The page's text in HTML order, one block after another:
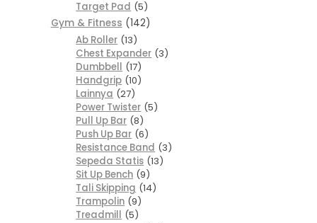
Target Pad 5
Gym & Fitness
142
Ab Roller 13
Chest Expander 3
Dumbbell 17
Handgrip 10
Lainnya 27
Power Twister 5
Pull Up Bar 8
Push Up Bar 6
Resistance Band 3
Sepeda Statis 13
Sit Up Bench 9
Tali Skipping 14
Trampolin 9
Treadmill 5